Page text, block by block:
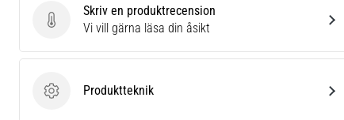
Skriv en produktrecension
Skriv en produktrecension
Vi vill gärna läsa din åsikt
ProduktteknikProduktteknik